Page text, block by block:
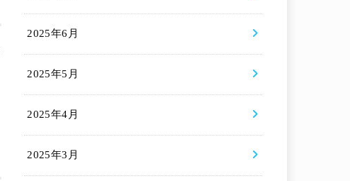
2025年6月
2025年5月
2025年4月
2025年3月